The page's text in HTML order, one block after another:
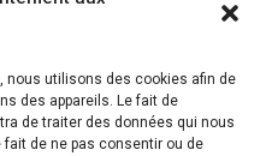
nous utilisons des cookies afin de
des appareils. Le fait de
de traiter des données qui nous
de ne pas consentir ou de